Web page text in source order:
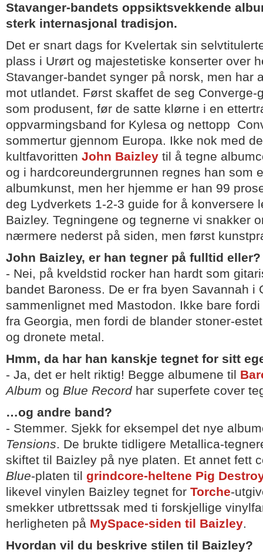
Stavanger-bandets oppsiktsvekkende
sterk internasjonal tradisjon.
Det er snart dags for Kvelertak sin
plass i Urørt og majestetiske konserter over
Stavanger-bandet synger på norsk, men har
mot utlandet. Først skaffet de seg Converge-
som produsent, før de satte klørne i en
oppvarmingsband for Kylesa og nettopp
sommertur gjennom Europa. Ikke nok med
kultfavoritten John Baizley til å tegne
og i hardcoreundergrunnen regnes han som
albumkunst, men her hjemme er han 99
deg Lydverkets 1-2-3 guide for å konversere
Baizley. Tegningene og tegnerne vi snakker
nærmere nederst på siden, men først
John Baizley, er han tegner på fulltid eller?
- Nei, på kveldstid rocker han hardt som
bandet Baroness. De er fra byen Savannah i
sammenlignet med Mastodon. Ikke bare
fra Georgia, men fordi de blander stoner-
og dronete metal.
Hmm, da har han kanskje tegnet for sitt
- Ja, det er helt riktig! Begge albumene til
Album og Blue Recordhar superfete cover
…og andre band?
- Stemmer. Sjekk for eksempel det nye
Tensions. De brukte tidligere Metallica-
skiftet til Baizley på nye platen. Et annet fett
Blue-platen til grindcore-heltene Pig
likevel vinylen Baizley tegnet for Torche-
smekker utbrettssak med ti forskjellige
herligheten på MySpace-siden til Baizley.
Hvordan vil du beskrive stilen til Baizley?